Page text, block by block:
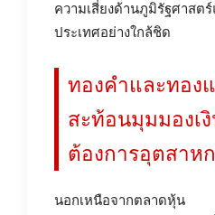
ความเสี่ยงด้านภูมิรัฐศาสต
ประเทศอย่างใกล้ชิด
ทองคำและทอง
สะท้อนมุมมองเ
ต้องการอุตสาห
นอกเหนือจากตลาด